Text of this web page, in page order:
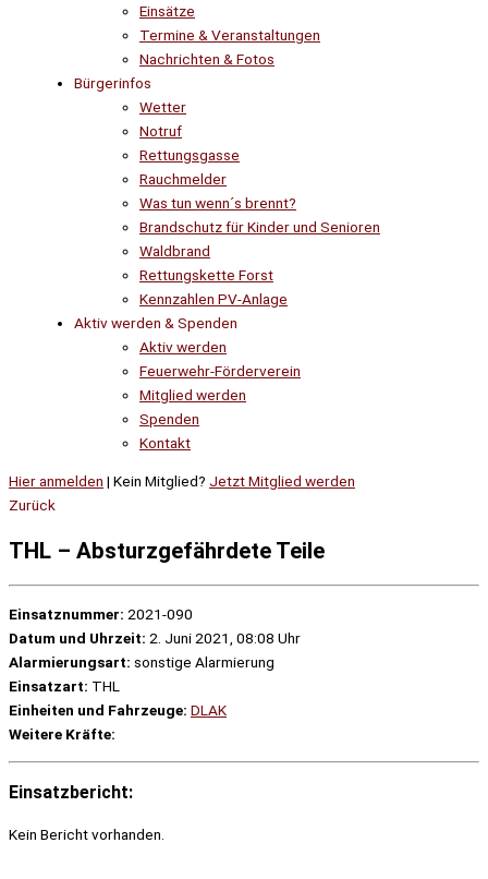
Einsätze
Termine & Veranstaltungen
Nachrichten & Fotos
Bürgerinfos
Wetter
Notruf
Rettungsgasse
Rauchmelder
Was tun wenn´s brennt?
Brandschutz für Kinder und Senioren
Waldbrand
Rettungskette Forst
Kennzahlen PV-Anlage
Aktiv werden & Spenden
Aktiv werden
Feuerwehr-Förderverein
Mitglied werden
Spenden
Kontakt
Hier anmelden | Kein Mitglied? Jetzt Mitglied werden
Zurück
THL – Absturzgefährdete Teile
Einsatznummer: 2021-090
Datum und Uhrzeit: 2. Juni 2021, 08:08 Uhr
Alarmierungsart: sonstige Alarmierung
Einsatzart: THL
Einheiten und Fahrzeuge: DLAK
Weitere Kräfte:
Einsatzbericht:
Kein Bericht vorhanden.